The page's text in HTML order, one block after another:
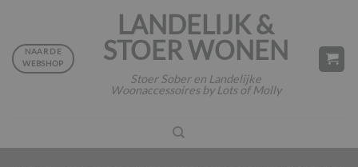
inhoud
LANDELIJK &
STOER WONEN
Stoer Sober en Landelijke
Woonaccessoires by Lots of Molly
NAAR DE
WEBSHOP